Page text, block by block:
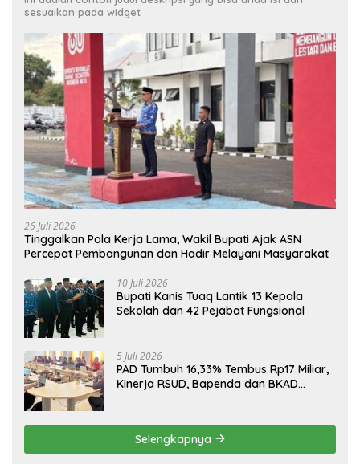
sesuaikan pada widget
26 Juli 2026
Tinggalkan Pola Kerja Lama, Wakil Bupati Ajak ASN
Percepat Pembangunan dan Hadir Melayani Masyarakat
10 Juli 2026
Bupati Kanis Tuaq Lantik 13 Kepala
Sekolah dan 42 Pejabat Fungsional
5 Juli 2026
PAD Tumbuh 16,33% Tembus Rp17 Miliar,
Kinerja RSUD, Bapenda dan BKAD
Selengkapnya